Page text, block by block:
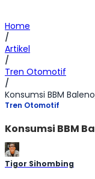
Home
/
Artikel
/
Tren Otomotif
/
Konsumsi BBM
Tren Otomotif
Konsumsi BBM
Tigor Sihombing